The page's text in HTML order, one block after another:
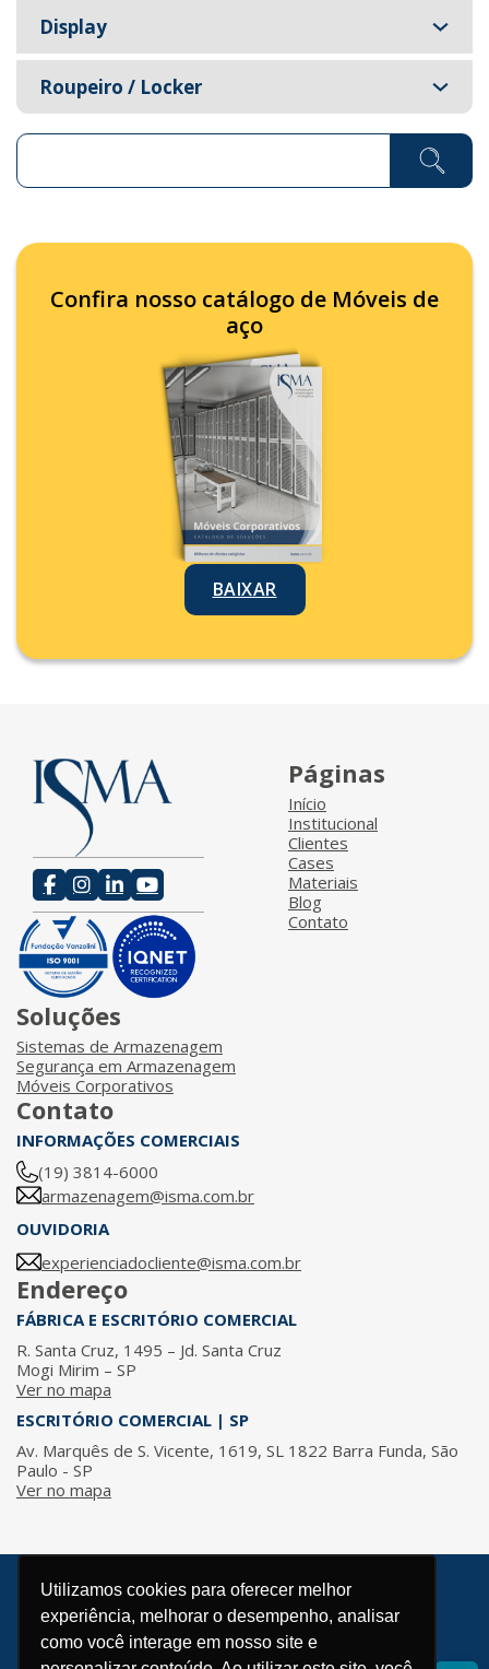
Utilizamos cookies para oferecer melhor
experiência, melhorar o desempenho, analisar
como você interage em nosso site e
Pesquisar ...
Display
Roupeiro / Locker
Confira nosso catálogo de Móveis de
aço
BAIXAR
Páginas
Início
Institucional
Clientes
Cases
Materiais
Blog
Contato
Soluções
Sistemas de Armazenagem
Segurança em Armazenagem
Móveis Corporativos
Contato
INFORMAÇÕES COMERCIAIS
(19) 3814-6000
armazenagem@isma.com.br
OUVIDORIA
experienciadocliente@isma.com.br
Endereço
FÁBRICA E ESCRITÓRIO COMERCIAL
R. Santa Cruz, 1495 – Jd. Santa Cruz
Mogi Mirim – SP
Ver no mapa
ESCRITÓRIO COMERCIAL | SP
Av. Marquês de S. Vicente, 1619, SL 1822 Barra Funda, São
Paulo - SP
Ver no mapa
© 2026 / ISMA - Todos os direitos reservados.
Política de Privacidade